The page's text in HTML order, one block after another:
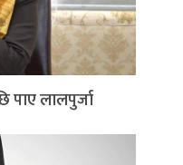
पाए लालपुर्जा